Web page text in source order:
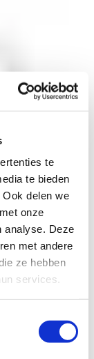
te
te bieden
delen we
onze
analyse. Deze
met andere
ze hebben
services.